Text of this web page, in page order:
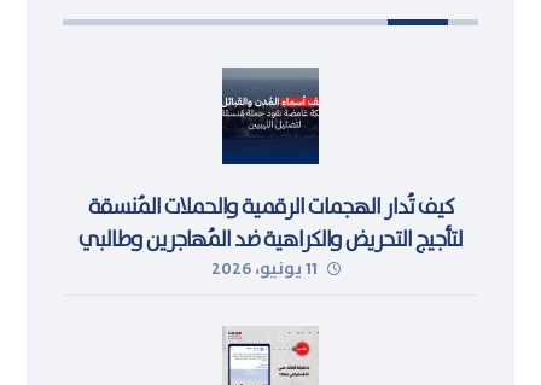
كيف تُدار الهجمات الرقمية والحملات المُنسقة
لتأجيج التحريض والكراهية ضد المُهاجرين وطالبي
اللجوء في ليبيا
11 يونيو، 2026